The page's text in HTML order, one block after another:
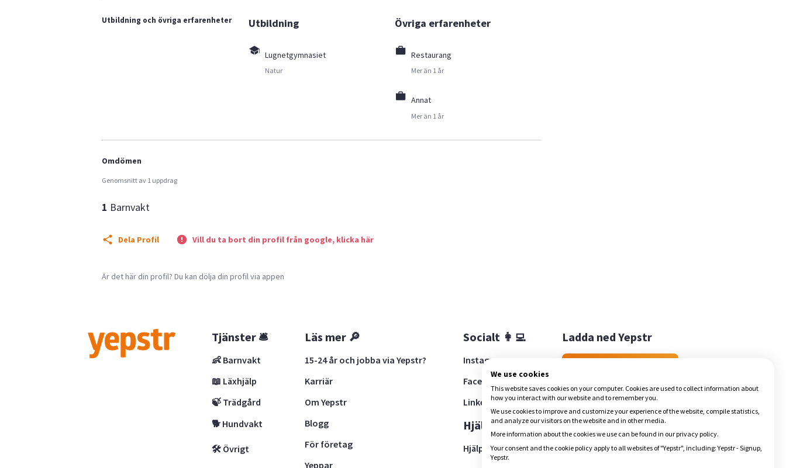
Utbildning och övriga erfarenheter Utbildning
Lugnetgymnasiet
Natur
Övriga erfarenheter
Restaurang
Mer än 1 år
Annat
Mer än 1 år
Omdömen
Genomsnitt av 1 uppdrag
1 Barnvakt
Dela Profil Vill du ta bort din profil från google, klicka här
Är det här din profil? Du kan dölja din profil via appen
Tjänster 🛎
👶 Barnvakt
📖 Läxhjälp
🍃 Trädgård
🐕 Hundvakt
🛠 Övrigt
Läs mer 🔎
15-24 år och jobba via Yepstr?
Karriär
Om Yepstr
Blogg
För företag
Yeppar
Socialt 👩‍💻
Instagram
Facebook
LinkedIn
Hjälp 🚨
Hjälpcenter
Ladda ned Yepstr
We use cookies
This website saves cookies on your computer. Cookies are used to collect information about
how you interact with our website and to remember you.
We use cookies to improve and customize your experience of the website, compile statistics,
and analyze our visitors on the website and in other media.
More information about the cookies we use can be found in our privacy policy.
Your consent and the cookie policy apply to all websites of "Yepstr", including: Yepstr - Signup,
Yepstr.